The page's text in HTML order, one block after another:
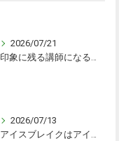
2026/07/21
印象に残る講師になるために
2026/07/13
アイスブレイクはアイスブレイクで終わらせるな！